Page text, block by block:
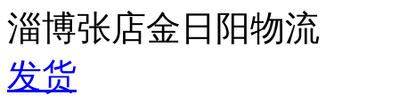
淄博张店金日阳物流
发货